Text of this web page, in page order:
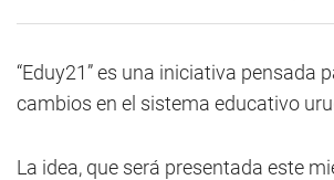
“Eduy21” es una iniciativa pensada
cambios en el sistema educativo
La idea, que será presentada este